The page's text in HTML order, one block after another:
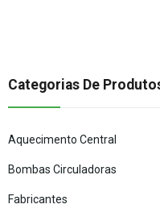
Categorias De
Aquecimento Central
Bombas Circuladoras
Fabricantes